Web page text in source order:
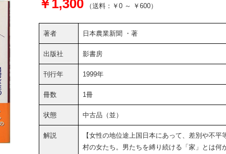
￥1,300 （送料：￥0 ～ ￥600）
著者 日本農業新聞 ・著
出版社 影書房
刊行年 1999年
冊数 1冊
状態 中古品（並）
解説
【女性の地位途上国日本にあって、差別や不平
村の女たち。男たちを縛り続ける「家」とは何